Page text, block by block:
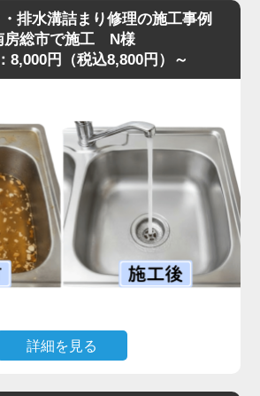
排水溝詰まり修理の施工事例
房総市で施工 N様
8,000円（税込8,800円）～
詳細を見る